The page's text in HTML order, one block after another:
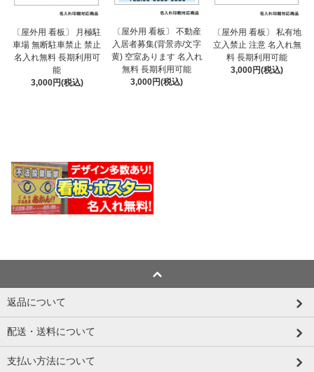
〔屋外用 看板〕 月極駐
車場 無断駐車禁止 禁止
名入れ無料 長期利用可
能
3,000円(税込)
〔屋外用 看板〕 不動産
入居者募集(背景赤/文字
黄) 空室あります 名入れ
無料 長期利用可能
3,000円(税込)
〔屋外用 看板〕 私有地
立入禁止 注意 名入れ無
料 長期利用可能
3,000円(税込)
返品について
配送・送料について
支払い方法について